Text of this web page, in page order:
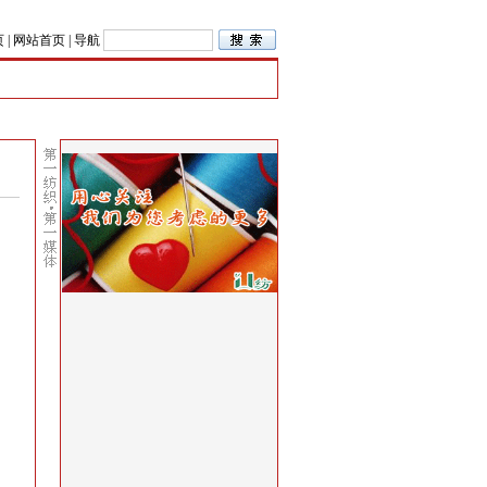
网站首页 导航